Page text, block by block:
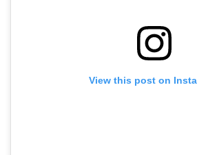
View this post on